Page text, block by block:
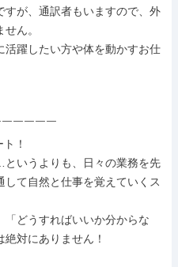
すが、通訳者もいますので、外
ん。
躍したい方や体を動かすお仕
￣￣￣￣
！
いうよりも、日々の業務を先
て自然と仕事を覚えていくス
どうすればいいか分からな
対にありません！